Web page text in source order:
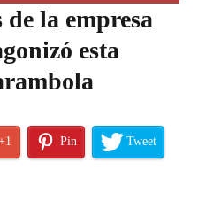
la empresa
esta
Pin Tweet